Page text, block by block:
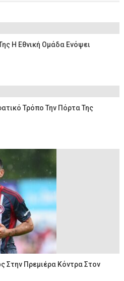
Η Εθνική Oμάδα Ενόψει
Τρόπο Την Πόρτα Της
Στην Πρεμιέρα Κόντρα Στον